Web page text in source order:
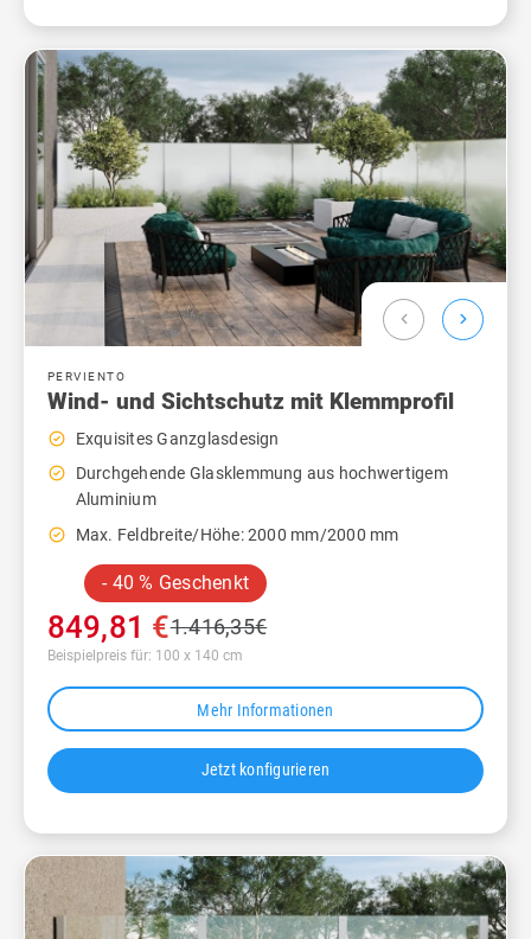
chevron_left chevron_right
PERVIENTO
Wind- und Sichtschutz mit Klemmprofil
check_circle_outline Exquisites Ganzglasdesign
check_circle_outline
Durchgehende Glasklemmung aus hochwertigem
Aluminium
check_circle_outline Max. Feldbreite/Höhe: 2000 mm/2000 mm
- 40 % Geschenkt
1.416,35€
849,81 €
Beispielpreis für: 100 x 140 cm
Mehr Informationen
Jetzt konfigurieren